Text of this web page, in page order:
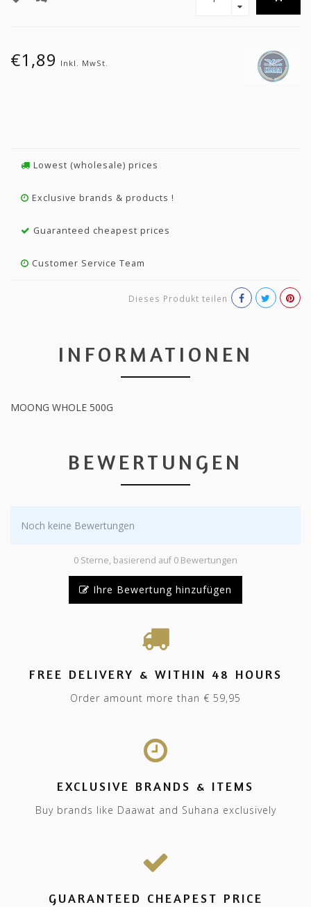
€1,89 Inkl. MwSt.
Lowest (wholesale) prices
Exclusive brands & products !
Guaranteed cheapest prices
Customer Service Team
Dieses Produkt teilen
INFORMATIONEN
MOONG WHOLE 500G
BEWERTUNGEN
Noch keine Bewertungen
0 Sterne, basierend auf 0 Bewertungen
Ihre Bewertung hinzufügen
FREE DELIVERY & WITHIN 48 HOURS
Order amount more than € 59,95
EXCLUSIVE BRANDS & ITEMS
Buy brands like Daawat and Suhana exclusively
GUARANTEED CHEAPEST PRICE